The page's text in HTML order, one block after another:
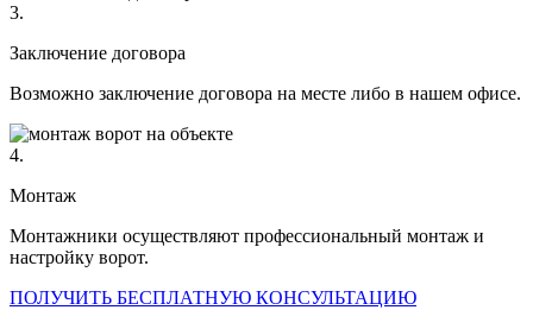
3.
Заключение договора
Возможно заключение договора на месте либо в нашем офисе.
4.
Монтаж
Монтажники осуществляют профессиональный монтаж и
настройку ворот.
ПОЛУЧИТЬ БЕСПЛАТНУЮ КОНСУЛЬТАЦИЮ